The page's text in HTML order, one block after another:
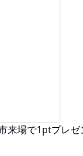
来場で1ptプレゼ